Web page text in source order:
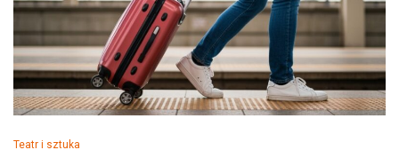
Teatr i sztuka